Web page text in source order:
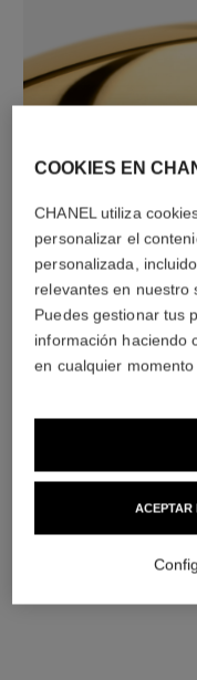
Oro amarillo de 18
COOKIES EN
CHANEL utiliza
personalizar el
personalizada,
relevantes en nuestro
Puedes gestionar tus
información haciendo
en cualquier momento
ACEPTAR